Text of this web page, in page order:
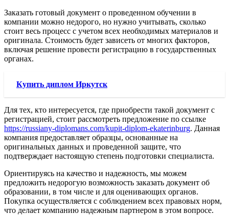
Заказать готовый документ о проведенном обучении в
компании можно недорого, но нужно учитывать, сколько
стоит весь процесс с учетом всех необходимых материалов и
оригинала. Стоимость будет зависеть от многих факторов,
включая решение провести регистрацию в государственных
органах.
Купить диплом Иркутск
Для тех, кто интересуется, где приобрести такой документ с
регистрацией, стоит рассмотреть предложение по ссылке
https://russiany-diplomans.com/kupit-diplom-ekaterinburg. Данная
компания предоставляет образцы, основанные на
оригинальных данных и проведенной защите, что
подтверждает настоящую степень подготовки специалиста.
Ориентируясь на качество и надежность, мы можем
предложить недорогую возможность заказать документ об
образовании, в том числе и для оценивающих органов.
Покупка осуществляется с соблюдением всех правовых норм,
что делает компанию надежным партнером в этом вопросе.